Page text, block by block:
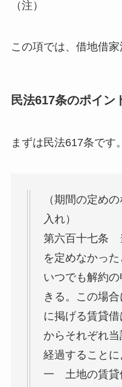
（注）
この項では、借地借家
民法617条のポイン
まずは民法617条です
（期間の定め
入れ）
第六百十七条
を定めなかった
いつでも解約
きる。この場
に掲げる賃貸
からそれぞれ
経過することに
一 土地の賃